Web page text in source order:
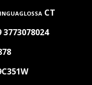
CT
3773078024